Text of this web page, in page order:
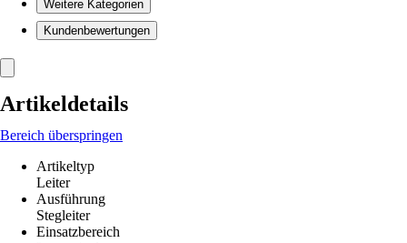
Weitere Kategorien
Kundenbewertungen
Artikeldetails
Bereich überspringen
Artikeltyp
Leiter
Ausführung
Stegleiter
Einsatzbereich